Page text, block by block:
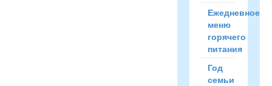
Ежедневное
меню
горячего
питания
Год
семьи